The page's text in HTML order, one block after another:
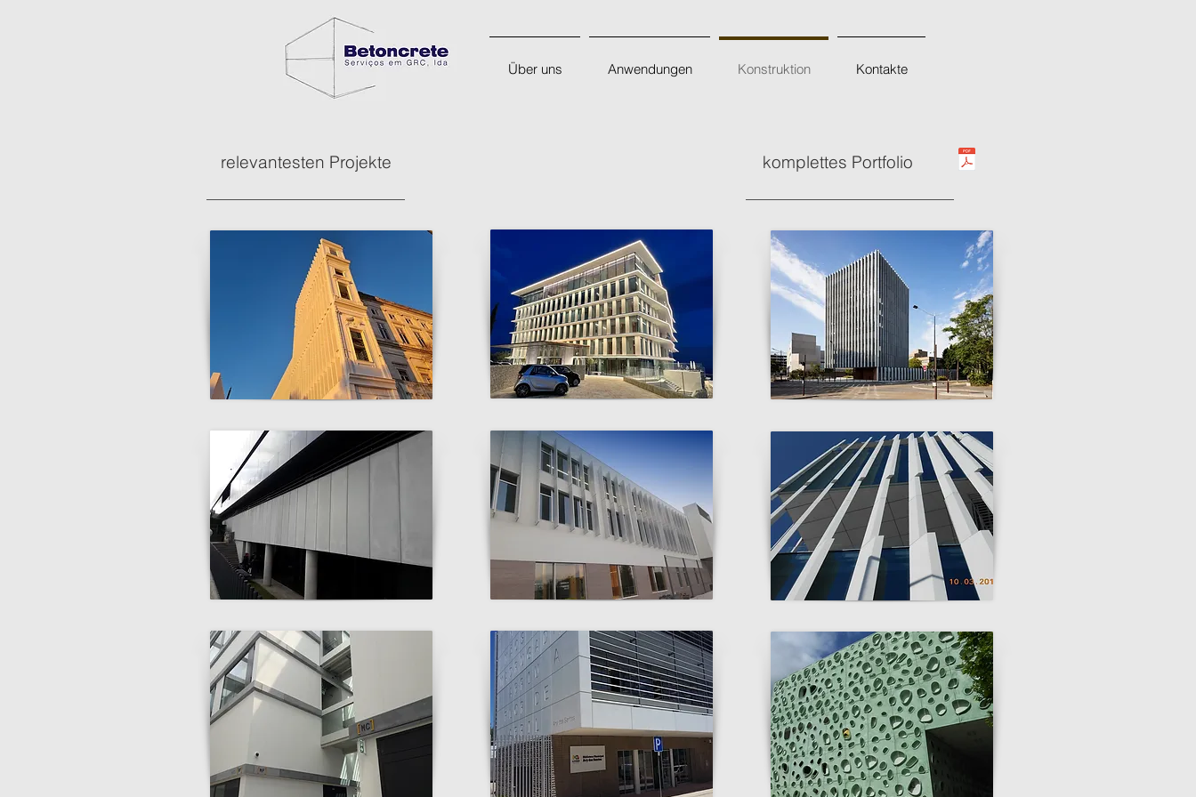
Über uns Anwendungen Konstruktion Kontakte
relevantesten Projekte komplettes Portfolio